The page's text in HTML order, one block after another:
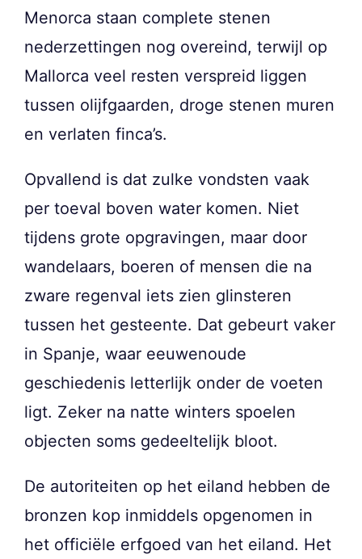
Menorca staan complete stenen
nederzettingen nog overeind, terwijl op
Mallorca veel resten verspreid liggen
tussen olijfgaarden, droge stenen muren
en verlaten finca’s.
Opvallend is dat zulke vondsten vaak
per toeval boven water komen. Niet
tijdens grote opgravingen, maar door
wandelaars, boeren of mensen die na
zware regenval iets zien glinsteren
tussen het gesteente. Dat gebeurt vaker
in Spanje, waar eeuwenoude
geschiedenis letterlijk onder de voeten
ligt. Zeker na natte winters spoelen
objecten soms gedeeltelijk bloot.
De autoriteiten op het eiland hebben de
bronzen kop inmiddels opgenomen in
het officiële erfgoed van het eiland. Het